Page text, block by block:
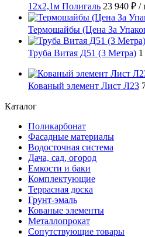
12х2,1м Полигаль 23 940 ₽ /
Термошайбы (Цена За
Труба Витая Д51 (3 Метра)
Кованый элемент Лист Л23
Каталог
Поликарбонат
Фасадные материалы
Водосточная система
Дача, сад, огород
Емкости и баки
Комплектующие
Террасная доска
Грунт-эмаль
Кованые элементы
Металлопрокат
Сопутствующие товары